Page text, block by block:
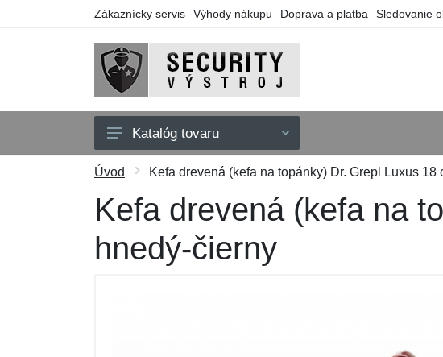
Zákaznícky servis Výhody nákupu Doprava a platba Sledovanie
Oblečenie
Doplnky
Púzdra a tašky
Katalóg tovaru
Úvod Kefa drevená (kefa na topánky) Dr. Grepl Luxus 18
Kefa drevená (kefa na
hnedý-čierny